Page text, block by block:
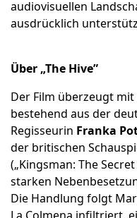
audiovisuellen
ausdrücklich
Über „The Hive”
Der Film überzeugt
bestehend aus der
Regisseurin Franka
der britischen
(„Kingsman: The
starken
Die Handlung folgt